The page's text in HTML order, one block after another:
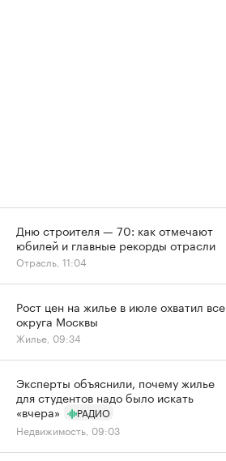
Дню строителя — 70: как отмечают
юбилей и главные рекорды отрасли
Отрасль, 11:04
Рост цен на жилье в июле охватил все
округа Москвы
Жилье, 09:34
Эксперты объяснили, почему жилье
для студентов надо было искать
«вчера»
РАДИО
Недвижимость, 09:03